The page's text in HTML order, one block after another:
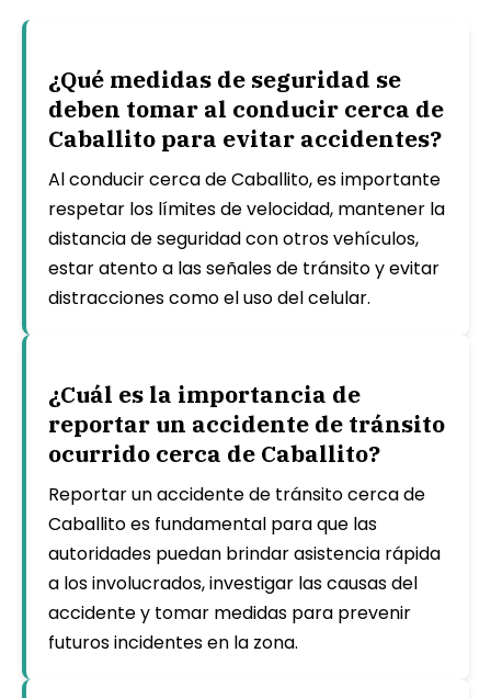
¿Qué medidas de seguridad se
deben tomar al conducir cerca de
Caballito para evitar accidentes?
Al conducir cerca de Caballito, es importante
respetar los límites de velocidad, mantener la
distancia de seguridad con otros vehículos,
estar atento a las señales de tránsito y evitar
distracciones como el uso del celular.
¿Cuál es la importancia de
reportar un accidente de tránsito
ocurrido cerca de Caballito?
Reportar un accidente de tránsito cerca de
Caballito es fundamental para que las
autoridades puedan brindar asistencia rápida
a los involucrados, investigar las causas del
accidente y tomar medidas para prevenir
futuros incidentes en la zona.